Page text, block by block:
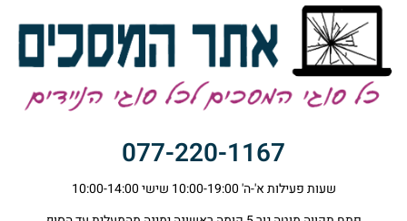
077-220-1167
שעות פעילות א'-ה' 10:00-19:00 שישי 10:00-14:00